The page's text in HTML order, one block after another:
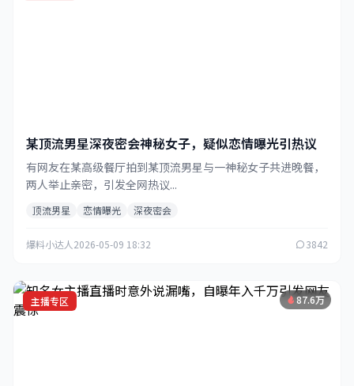
某顶流男星深夜密会神秘女子，疑似恋情曝光引热议
有网友在某高级餐厅拍到某顶流男星与一神秘女子共进晚餐，
两人举止亲密，引发全网热议...
顶流男星 恋情曝光 深夜密会
爆料小达人 2026-05-09 18:32 3842
主播专区 87.6万